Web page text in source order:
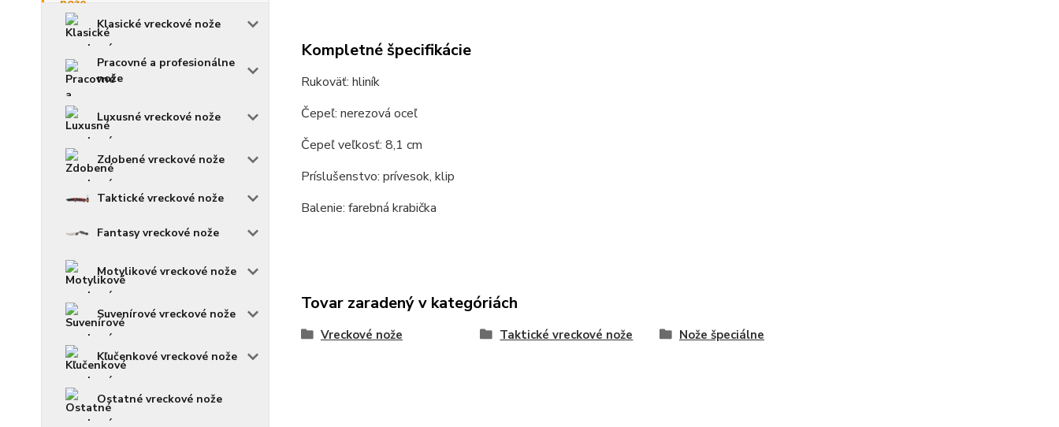
Klasické vreckové nože
Pracovné a profesionálne
nože
Luxusné vreckové nože
Zdobené vreckové nože
Taktické vreckové nože
Fantasy vreckové nože
Motylikové vreckové nože
Suvenírové vreckové nože
Kľučenkové vreckové nože
Ostatné vreckové nože
Kompletné špecifikácie
Rukoväť: hliník
Čepeľ: nerezová oceľ
Čepeľ veľkosť: 8,1 cm
Príslušenstvo: prívesok, klip
Balenie: farebná krabička
Tovar zaradený v kategóriách
Vreckové nože Taktické vreckové nože Nože špeciálne